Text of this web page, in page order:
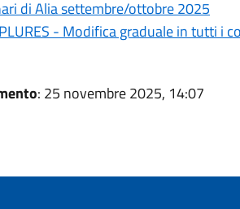
di Alia settembre/ottobre 2025
- Modifica graduale in tutti i
: 25 novembre 2025, 14:07